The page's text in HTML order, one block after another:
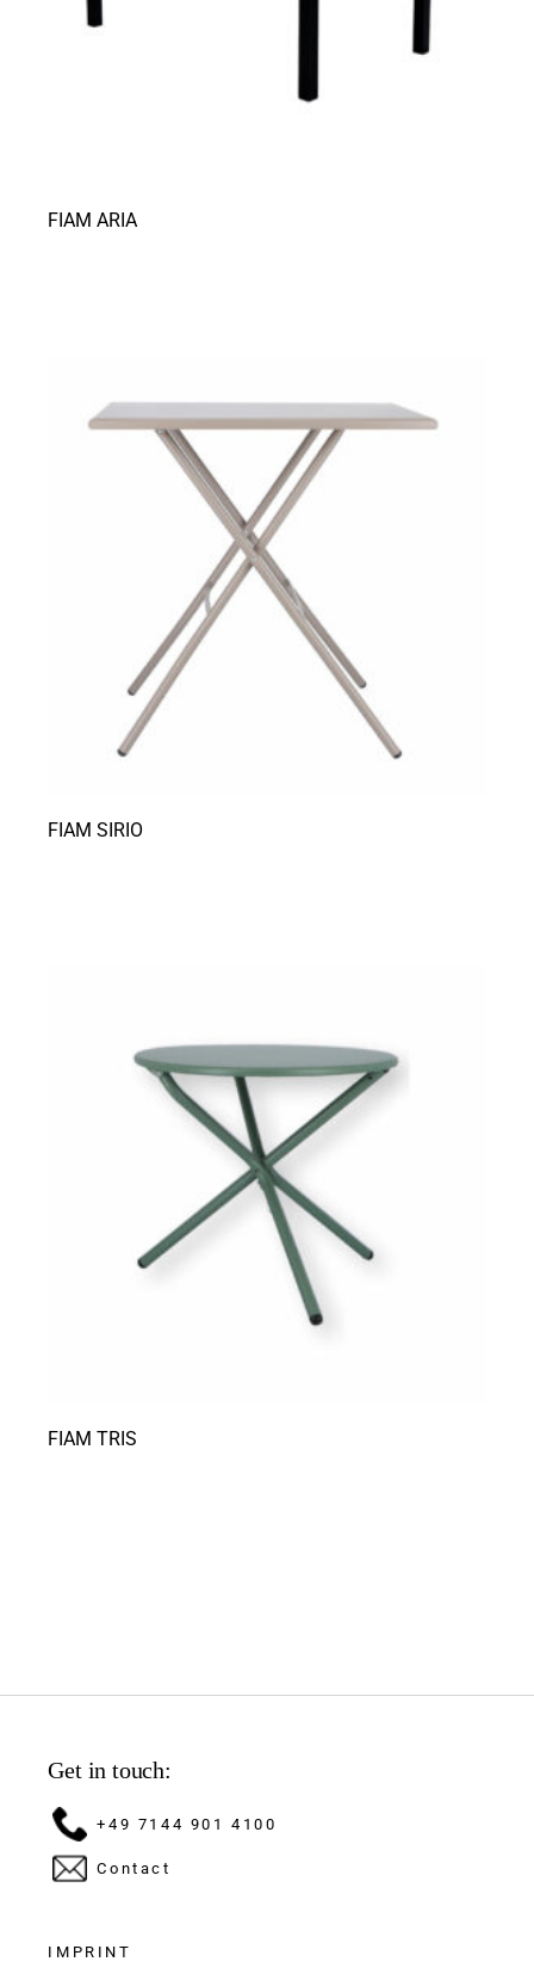
FIAM ARIA
FIAM SIRIO
FIAM TRIS
Get in touch:
+49 7144 901 4100
Contact
IMPRINT